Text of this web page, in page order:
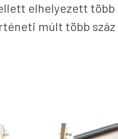
elhelyezett több
múlt több